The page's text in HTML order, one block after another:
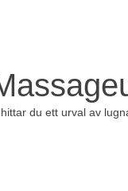
du ett urval av